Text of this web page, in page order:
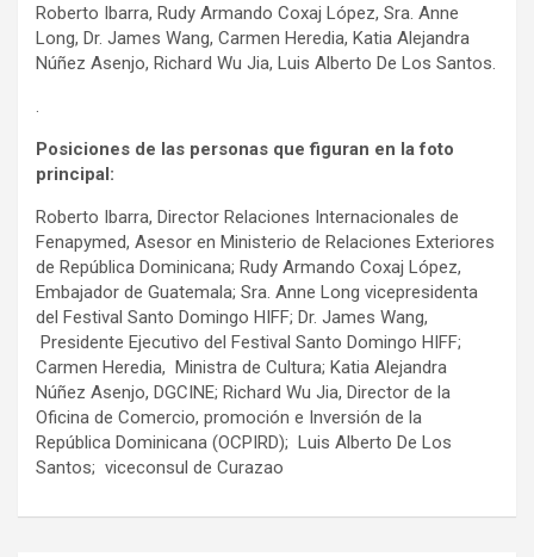
Roberto Ibarra, Rudy Armando Coxaj López, Sra. Anne
Long, Dr. James Wang, Carmen Heredia, Katia Alejandra
Núñez Asenjo, Richard Wu Jia, Luis Alberto De Los Santos.
.
Posiciones de las personas que figuran en la foto
principal:
Roberto Ibarra, Director Relaciones Internacionales de
Fenapymed, Asesor en Ministerio de Relaciones Exteriores
de República Dominicana; Rudy Armando Coxaj López,
Embajador de Guatemala; Sra. Anne Long vicepresidenta
del Festival Santo Domingo HIFF; Dr. James Wang,
Presidente Ejecutivo del Festival Santo Domingo HIFF;
Carmen Heredia, Ministra de Cultura; Katia Alejandra
Núñez Asenjo, DGCINE; Richard Wu Jia, Director de la
Oficina de Comercio, promoción e Inversión de la
República Dominicana (OCPIRD); Luis Alberto De Los
Santos; viceconsul de Curazao